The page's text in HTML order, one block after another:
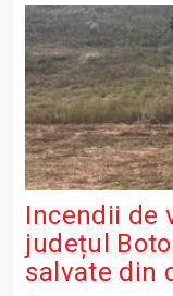
Incendii de
județul
salvate din